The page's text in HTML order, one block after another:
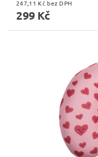
247,11 Kč bez DPH
299 Kč